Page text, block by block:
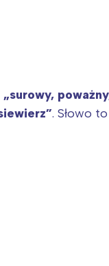
„surowy,
. Słowo